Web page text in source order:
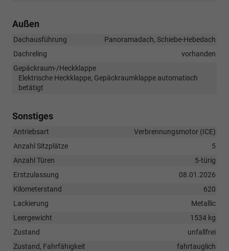
Außen
Dachausführung
Panoramadach, Schiebe-Hebedach
Dachreling
vorhanden
Gepäckraum-/Heckklappe
Elektrische Heckklappe, Gepäckraumklappe automatisch
betätigt
Sonstiges
Antriebsart
Verbrennungsmotor (ICE)
Anzahl Sitzplätze
5
Anzahl Türen
5-türig
Erstzulassung
08.01.2026
Kilometerstand
620
Lackierung
Metallic
Leergewicht
1534 kg
Zustand
unfallfrei
Zustand, Fahrfähigkeit
fahrtauglich